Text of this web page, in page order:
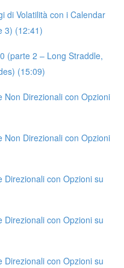
di Volatilità con i Calendar
3) (12:41)
(parte 2 – Long Straddle,
(15:09)
Non Direzionali con Opzioni
Non Direzionali con Opzioni
Direzionali con Opzioni su
Direzionali con Opzioni su
Direzionali con Opzioni su